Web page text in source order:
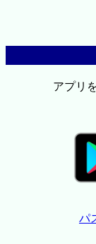
アプリ
パ